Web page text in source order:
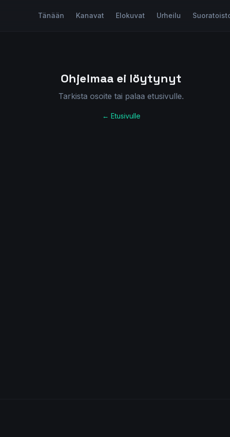
Tänään Kanavat Elokuvat Urheilu
Ohjelmaa ei löytynyt
Tarkista osoite tai palaa etusivulle.
← Etusivulle